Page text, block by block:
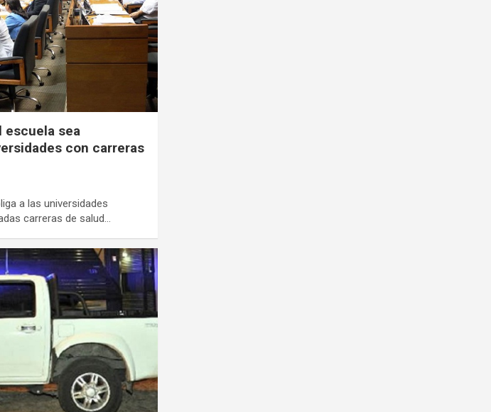
escuela sea
con carreras
a las universidades
carreras de salud…